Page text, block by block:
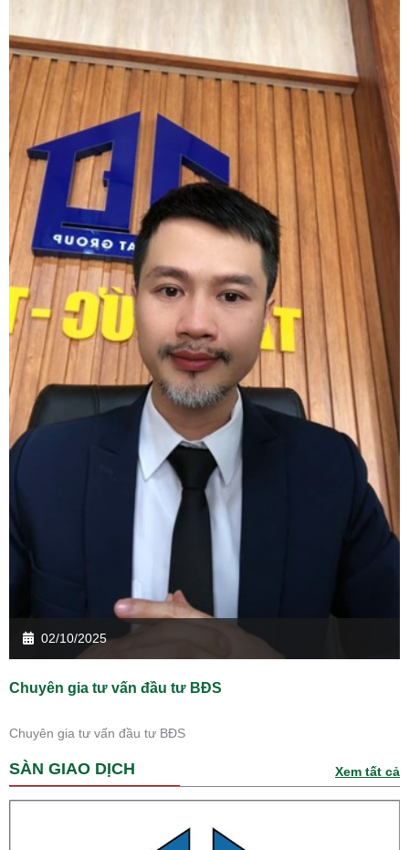
02/10/2025
Chuyên gia tư vấn đầu tư BĐS
Chuyên gia tư vấn đầu tư BĐS
SÀN GIAO DỊCH Xem tất cả